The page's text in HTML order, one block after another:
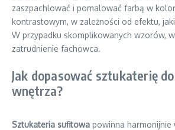
zaszpachlować i pomalować farbą w
kontrastowym, w zależności od efektu,
W przypadku skomplikowanych wzorów,
zatrudnienie fachowca.
Jak dopasować sztukaterię
wnętrza?
Sztukateria sufitowa powinna harmonijnie